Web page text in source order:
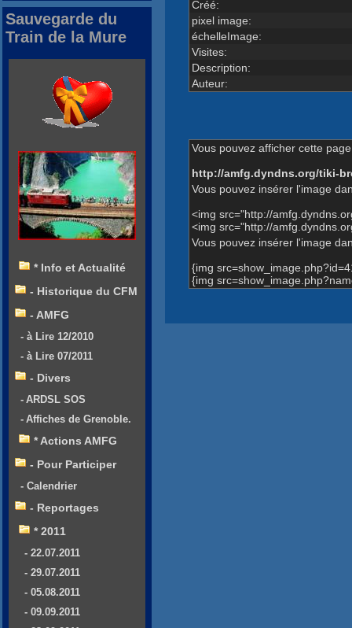
Créé:
pixel image:
échelleImage:
Visites:
Description:
Auteur:
Vous pouvez afficher cette
http://amfg.dyndns.org/tiki-
Vous pouvez insérer l'image
<img src="http://
<img src="http://
Vous pouvez insérer l'image
{img
{img
Sauvegarde du
Train de la Mure
* Info et Actualité
- Historique du CFM
- AMFG
- à Lire 12/2010
- à Lire 07/2011
- Divers
- ARDSL SOS
- Affiches de Grenoble.
* Actions AMFG
- Pour Participer
- Calendrier
- Reportages
* 2011
- 22.07.2011
- 29.07.2011
- 05.08.2011
- 09.09.2011